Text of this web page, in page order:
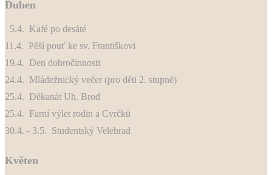
Duben
5.4. Kafé po desáté
11.4. Pěší pouť ke sv. Františkovi
19.4. Den dobročinnosti
24.4. Mládežnický večer (pro děti 2. stupně)
25.4. Děkanát Uh. Brod
25.4. Farní výlet rodin a Cvrčků
30.4. - 3.5. Studentský Velehrad
Květen